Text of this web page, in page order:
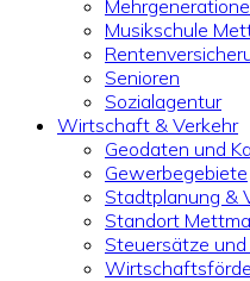
Musikschule
Senioren
Sozialagentur
Wirtschaft & Verkehr
Geodaten und
Gewerbegebiete
Stadtplanung &
Standort
Steuersätze und